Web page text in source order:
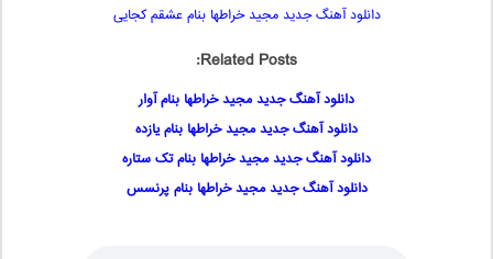
دانلود آهنگ جدید مجید خراطها بنام عشقم کجایی
Related Posts:
دانلود آهنگ جدید مجید خراطها بنام آوار
دانلود آهنگ جدید مجید خراطها بنام یازده
دانلود آهنگ جدید مجید خراطها بنام تک ستاره
دانلود آهنگ جدید مجید خراطها بنام پرنسس